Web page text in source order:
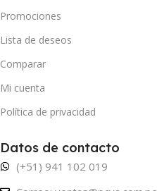
Promociones
Lista de deseos
Comparar
Mi cuenta
Política de privacidad
Datos de contacto
(+51) 941 102 019